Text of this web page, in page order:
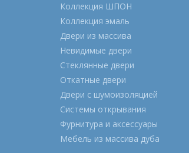
Коллекция ШПОН
Коллекция эмаль
Двери из массива
Невидимые двери
Стеклянные двери
Откатные двери
Двери с шумоизоляцией
Системы открывания
Фурнитура и аксессуары
Мебель из массива дуба